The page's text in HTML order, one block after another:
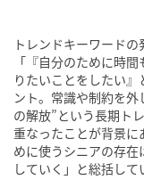
トレンドキーワードの
「『自分のために時
りたいことをしたい
ント。常識や制約を
の解放”という長期ト
重なったことが背景
めに使うシニアの存
していく」と総括して